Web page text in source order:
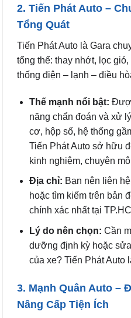
2. Tiến Phát Auto –
Tổng Quát
Tiến Phát Auto là Gara
tổng thể: thay nhớt, lọc
thống điện – lạnh – điều
Thế mạnh nổi bật:
năng chẩn đoán và xử
cơ, hộp số, hệ thống
Tiến Phát Auto sở hữu
kinh nghiệm, chuyên
Địa chỉ: Bạn nên liên
hoặc tìm kiếm trên bản
chính xác nhất tại
Lý do nên chọn: Cần
dưỡng định kỳ hoặc
của xe? Tiến Phát Auto
3. Mạnh Quân Auto –
Nâng Cấp Tiện Ích